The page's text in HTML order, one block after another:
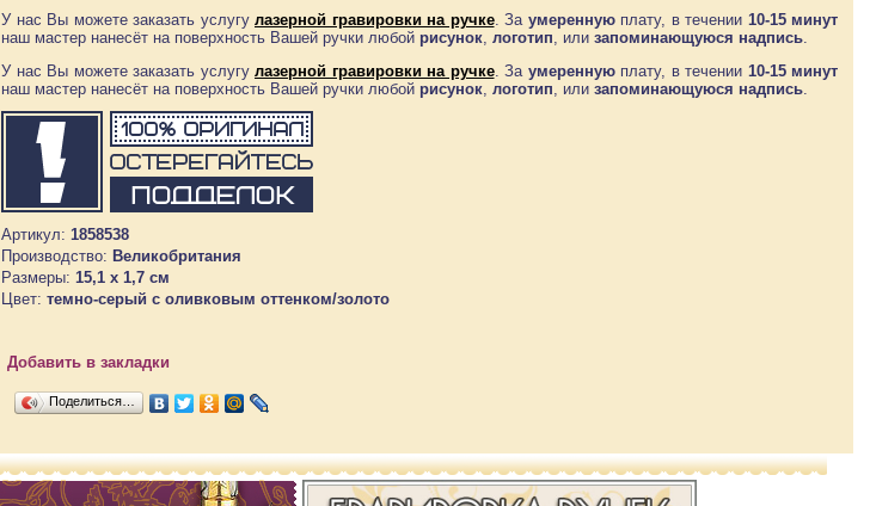
У нас Вы можете заказать услугу лазерной гравировки на ручке. За умереннуюплату, в течении 10-15 минут
наш мастер нанесёт на поверхность Вашей ручки любой рисунок логотип , или запоминающуюся надпись
У нас Вы можете заказать услугу лазерной гравировки на ручке. За умереннуюплату, в течении 10-15 минут
наш мастер нанесёт на поверхность Вашей ручки любой рисунок логотип , или запоминающуюся надпись
Артикул: 1858538
Производство: Великобритания
Размеры: 15,1 x 1,7 см
Цвет: темно-серый с оливковым оттенком/золото
Добавить в закладки
Поделиться…